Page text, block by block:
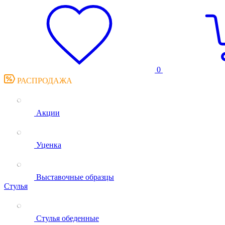
0
РАСПРОДАЖА
Акции
Уценка
Выставочные образцы
Стулья
Стулья обеденные